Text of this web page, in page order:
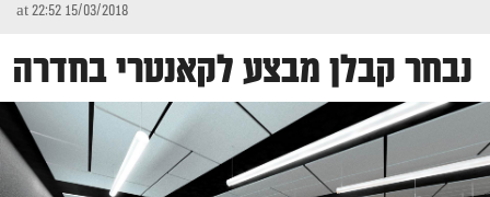
15/03/2018 at 22:52
נבחר קבלן מבצע לקאנטרי בחדרה